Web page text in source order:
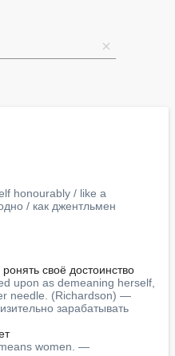
honourably / like a
/ как джентльмен
своё достоинство
upon as demeaning herself,
needle. (Richardson) —
зарабатывать
women. —